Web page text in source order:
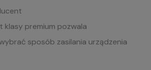
klasy premium pozwala
sposób zasilania urządzenia